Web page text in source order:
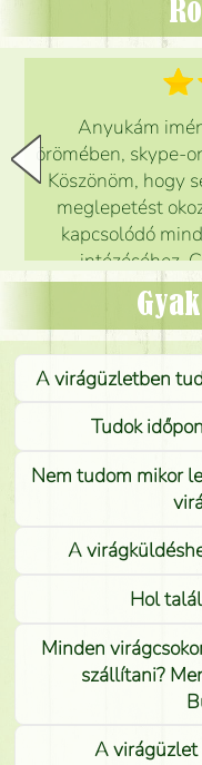
Anyukám
örömében, skype-
Köszönöm, hogy
meglepetést
kapcsolódó
intézéséhez.
A virágüzletben
Tudok
Nem tudom mikor
A
Hol
Minden
szállítani?
A